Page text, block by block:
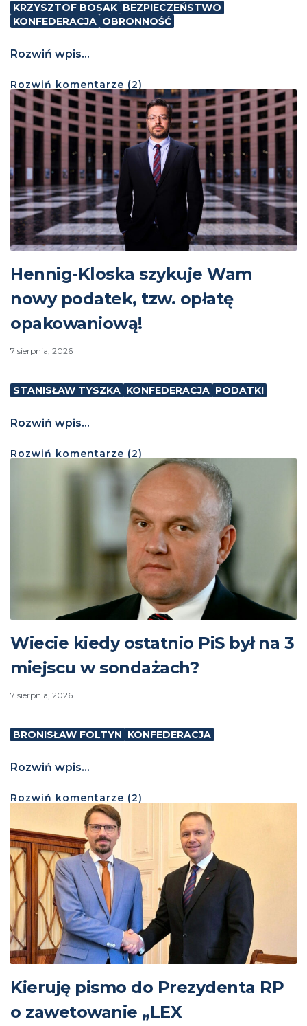
KRZYSZTOF BOSAK BEZPIECZEŃSTWO
KONFEDERACJA OBRONNOŚĆ
Rozwiń wpis...
Rozwiń komentarze (2)
Hennig-Kloska szykuje Wam
nowy podatek, tzw. opłatę
opakowaniową!
7 sierpnia, 2026
STANISŁAW TYSZKA KONFEDERACJA PODATKI
Rozwiń wpis...
Rozwiń komentarze (2)
Wiecie kiedy ostatnio PiS był na 3
miejscu w sondażach?
7 sierpnia, 2026
BRONISŁAW FOLTYN KONFEDERACJA
Rozwiń wpis...
Rozwiń komentarze (2)
Kieruję pismo do Prezydenta RP
o zawetowanie „LEX